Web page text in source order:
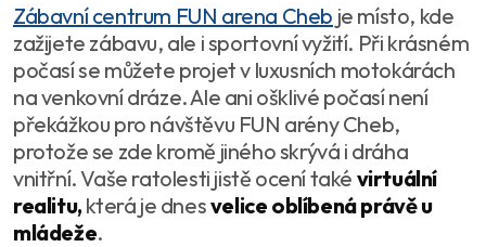
Zábavní centrum FUN arena Cheb je místo, kde
zažijete zábavu, ale i sportovní vyžití. Při krásném
počasí se můžete projet v luxusních motokárách
na venkovní dráze. Ale ani ošklivé počasí není
překážkou pro návštěvu FUN arény Cheb,
protože se zde kromě jiného skrývá i dráha
vnitřní. Vaše ratolesti jistě ocení také virtuální
realitu, která je dnesvelice oblíbená právě u
mládeže.